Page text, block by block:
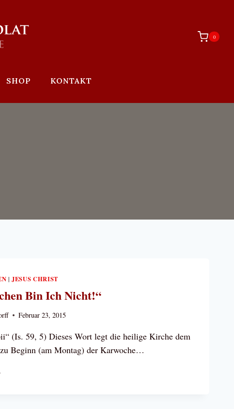
0
SHOP KONTAKT
|JESUS CHRIST
Bin Ich Nicht!“
Februar 23, 2015
(Is. 59, 5) Dieses Wort legt die heilige Kirche dem
Beginn (am Montag) der Karwoche…